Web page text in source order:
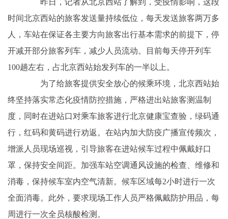
昨日，记者从北京西站了解到，受疫情影响，这段
时间北京西站的旅客发送量持续低位，每天发送旅客两万多
人，车站在保证各主要方向旅客出行基本需求的前提下，停
开减开部分旅客列车，减少人员流动。目前每天停开列车
100趟左右，占北京西站始发列车的一半以上。
为了给旅客提供安全放心的候乘环境，北京西站始
终坚持落实常态化疫情防控措施，严格进出站旅客测温制
度，同时在进站口对乘车旅客进行北京健康宝查验，绿码通
行，红码和黄码进行劝返。在站内加大防疫广播宣传频次，
增派人员现场巡视，引导旅客在进站候车过程中佩戴好口
罩，保持安全间距。加强车站空调通风设施的检查、维修和
消毒，保持候车室内空气清新。候车区域每2小时进行一次
全面消毒。此外，要求现场工作人员严格佩戴防护用品，每
周进行一次全员核酸检测。